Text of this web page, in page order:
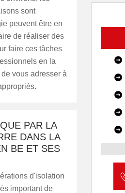
sont
peuvent être en
de réaliser des
faire ces tâches
en la
vous adresser à
PAR LA
DANS LA
BE ET SES
d'isolation
important de